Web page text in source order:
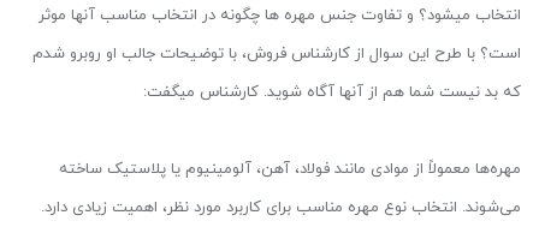
انتخاب می­شود؟ و تفاوت جنس مهره­ ها چگونه در انتخاب مناسب آنها موثر
است؟ با طرح این سوال از کارشناس فروش، با توضیحات جالب او روبرو شدم
که بد نیست شما هم از آنها آگاه شوید. کارشناس می­گفت:
مهره‌ها معمولاً از موادی مانند فولاد، آهن، آلومینیوم یا پلاستیک ساخته
می‌شوند. انتخاب نوع مهره مناسب برای کاربرد مورد نظر، اهمیت زیادی دارد.